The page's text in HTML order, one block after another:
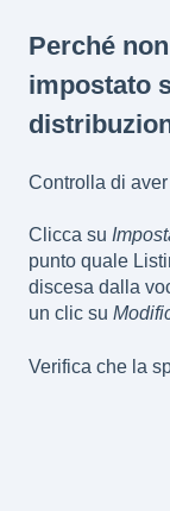
Perché
impostato
Controlla di
Clicca su
punto quale
discesa dalla
un clic su
Verifica che la